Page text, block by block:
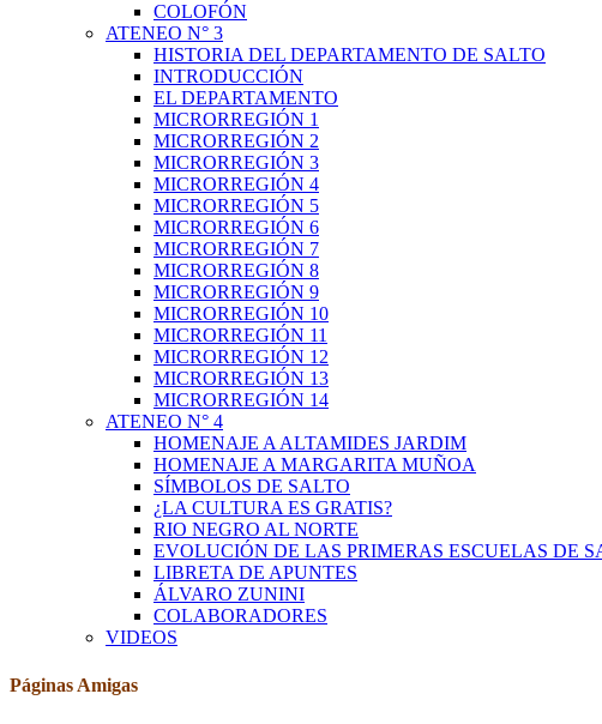
COLOFÓN
ATENEO N° 3
HISTORIA DEL DEPARTAMENTO DE SALTO
INTRODUCCIÓN
EL DEPARTAMENTO
MICRORREGIÓN 1
MICRORREGIÓN 2
MICRORREGIÓN 3
MICRORREGIÓN 4
MICRORREGIÓN 5
MICRORREGIÓN 6
MICRORREGIÓN 7
MICRORREGIÓN 8
MICRORREGIÓN 9
MICRORREGIÓN 10
MICRORREGIÓN 11
MICRORREGIÓN 12
MICRORREGIÓN 13
MICRORREGIÓN 14
ATENEO N° 4
HOMENAJE A ALTAMIDES JARDIM
HOMENAJE A MARGARITA MUÑOA
SÍMBOLOS DE SALTO
¿LA CULTURA ES GRATIS?
RIO NEGRO AL NORTE
EVOLUCIÓN DE LAS PRIMERAS ESCUELAS DE
LIBRETA DE APUNTES
ÁLVARO ZUNINI
COLABORADORES
VIDEOS
Páginas Amigas